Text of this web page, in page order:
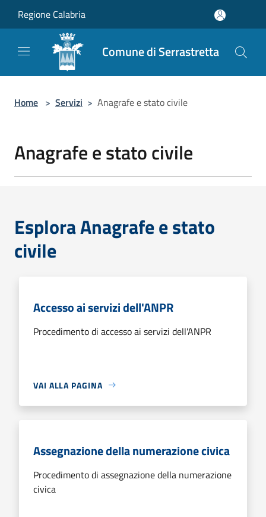
Regione Calabria
Comune di Serrastretta
Home > Servizi > Anagrafe e stato civile
Anagrafe e stato civile
Esplora Anagrafe e stato
civile
Accesso ai servizi dell'ANPR
Procedimento di accesso ai servizi dell'ANPR
VAI ALLA PAGINA
Assegnazione della numerazione civica
Procedimento di assegnazione della numerazione
civica